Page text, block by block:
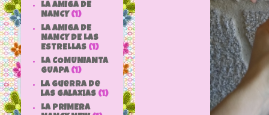
LA AMIGA DE
NANCY (1)
LA AMIGA DE
NANCY DE LAS
ESTRELLAS (1)
LA COMUNIANTA
GUAPA (1)
la guerra de
las galaxias (1)
LA PRIMERA